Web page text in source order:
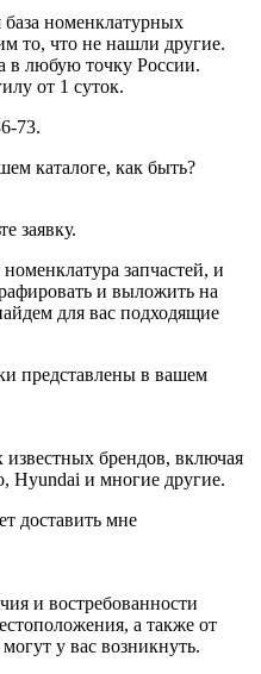
номенклатурных
то, что не нашли другие.
в любую точку России.
от 1 суток.
73.
каталоге, как быть?
заявку.
запчастей, и
и выложить на
для вас подходящие
представлены в вашем
брендов, включая
Hyundai и многие другие.
доставить мне
и востребованности
а также от
у вас возникнуть.